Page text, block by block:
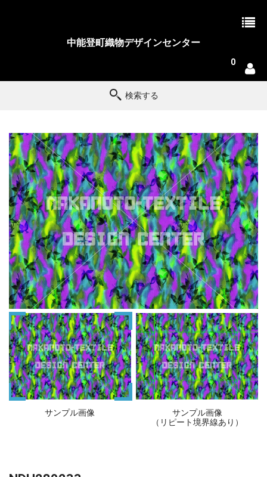
中能登町織物デザインセンター
0
検索する
サンプル画像
サンプル画像
（リピート境界線あり）